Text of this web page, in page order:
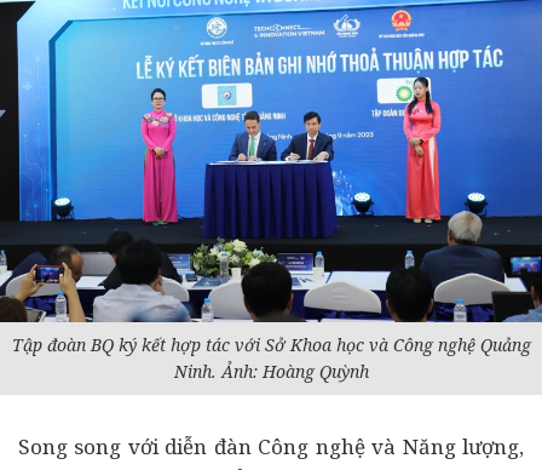
Tập đoàn BQ ký kết hợp tác với Sở Khoa học và Công nghệ Quảng
Ninh. Ảnh: Hoàng Quỳnh
Song song với diễn đàn Công nghệ và Năng lượng,